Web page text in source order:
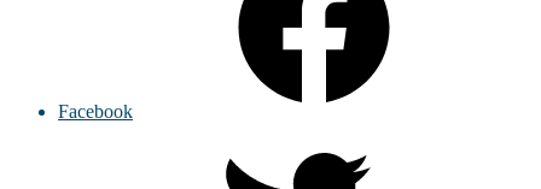
Facebook